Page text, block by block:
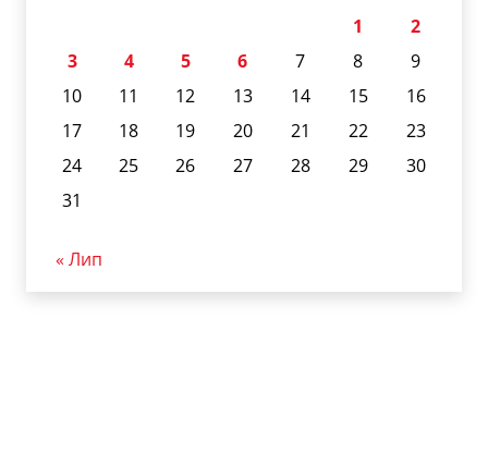
1
2
3
4 5 6 7 8
9
10
11 12 13 14 15
16
17
18 19 20 21 22
23
24
25 26 27 28 29
30
31
« Лип